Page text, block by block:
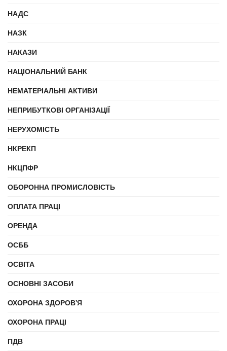
НАДС
НАЗК
НАКАЗИ
НАЦІОНАЛЬНИЙ БАНК
НЕМАТЕРІАЛЬНІ АКТИВИ
НЕПРИБУТКОВІ ОРГАНІЗАЦІЇ
НЕРУХОМІСТЬ
НКРЕКП
НКЦПФР
ОБОРОННА ПРОМИСЛОВІСТЬ
ОПЛАТА ПРАЦІ
ОРЕНДА
ОСББ
ОСВІТА
ОСНОВНІ ЗАСОБИ
ОХОРОНА ЗДОРОВ'Я
ОХОРОНА ПРАЦІ
ПДВ